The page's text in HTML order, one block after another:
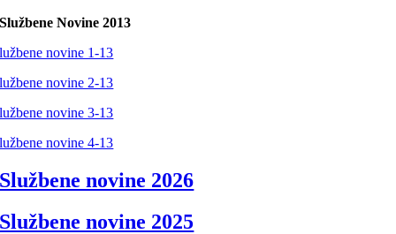
Službene Novine 2013
novine 1-13
novine 2-13
novine 3-13
novine 4-13
Službene novine 2026
Službene novine 2025